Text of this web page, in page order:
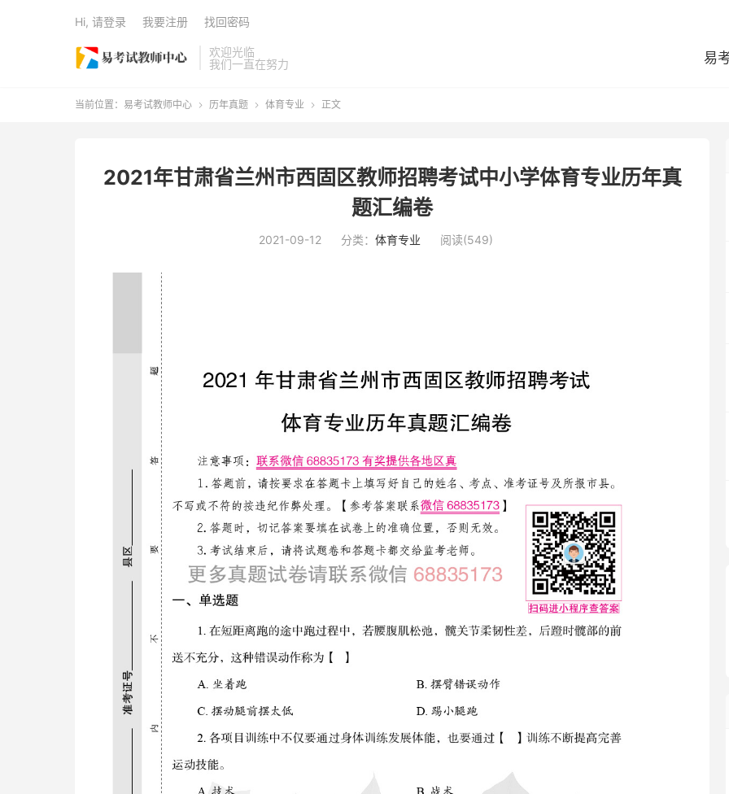
欢迎光临
我们一直在努力
易
Hi, 请登录 我要注册 找回密码
当前位置： 易考试教师中心  历年真题  体育专业  正文
2021年甘肃省兰州市西固区教师招聘考试中小学体育专业历年真
题汇编卷
2021-09-12 分类： 体育专业 阅读(549)